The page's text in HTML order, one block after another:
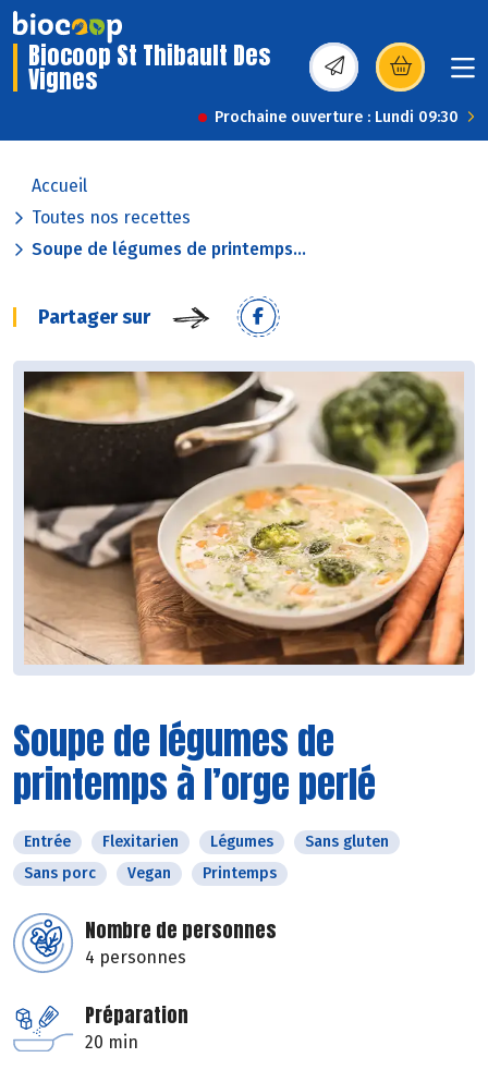
Biocoop St Thibault Des
Vignes (s’ouvre dans une
Prochaine ouverture : Lundi 09:30
Accueil
Toutes nos recettes
Soupe de légumes de printemps...
Partager sur
Soupe de légumes de
printemps à l’orge perlé
Entrée Flexitarien Légumes
Sans gluten
Sans porc
Vegan Printemps
Nombre de personnes
4 personnes
Préparation
20 min